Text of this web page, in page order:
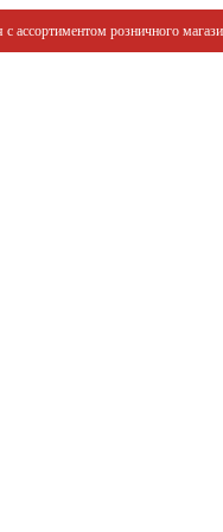
розничного